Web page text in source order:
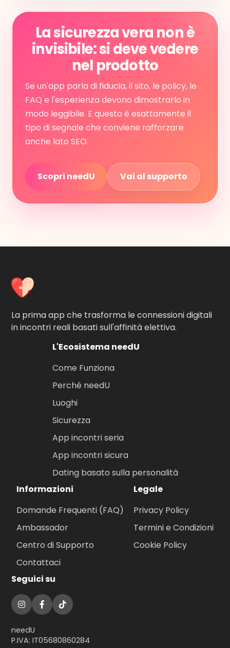
La sicurezza vera non è
invisibile: si deve vedere
nel prodotto
Se un'app parla di fiducia, il sito, le policy, le
FAQ e l'esperienza devono dimostrarlo in
modo leggibile. E questo è esattamente il
tipo di segnale che conviene rafforzare
anche lato SEO.
Scopri needU Vai al supporto
La prima app che trasforma le connessioni digitali
in incontri reali basati sull'affinità elettiva.
L'Ecosistema needU
Come Funziona
Perché needU
Luoghi
Sicurezza
App incontri seria
App incontri sicura
Dating basato sulla personalità
Informazioni
Domande Frequenti (FAQ)
Ambassador
Centro di Supporto
Contattaci
Legale
Privacy Policy
Termini e Condizioni
Cookie Policy
Seguici su
needU
P.IVA: IT05680860284